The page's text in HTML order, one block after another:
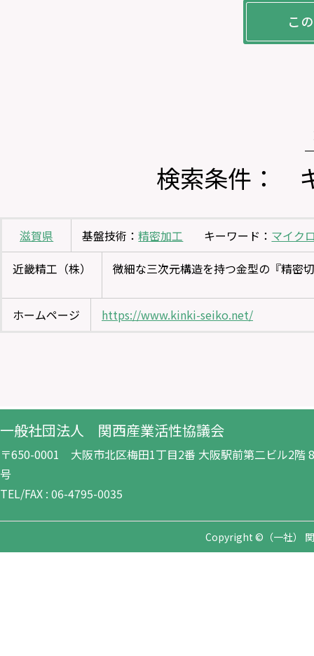
検索条件：
滋賀県 基盤技術：精密加工 キーワード： マイク
近畿精工（株）
微細な三次元構造を持つ金型の『精密
ホームページ https://www.kinki-seiko.net/
一般社団法人 関西産業活性協議会
〒650-0001 大阪市北区梅田1丁目2番 大阪駅前第二ビル2階
号
TEL/FAX : 06-4795-0035
Copyright ©（一社）